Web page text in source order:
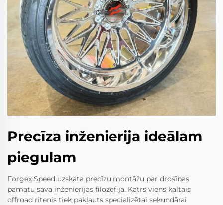
Precīza inženierija ideālam
piegulam
Forgex Speed uzskata precīzu montāžu par drošības
pamatu savā inženierijas filozofijā. Katrs viens kaltais
offroad ritenis tiek pakļauts specializētai sekundārai